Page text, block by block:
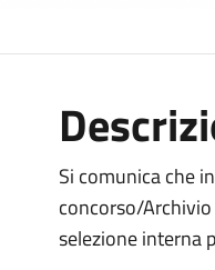
Si comunica che
concorso/
selezione interna